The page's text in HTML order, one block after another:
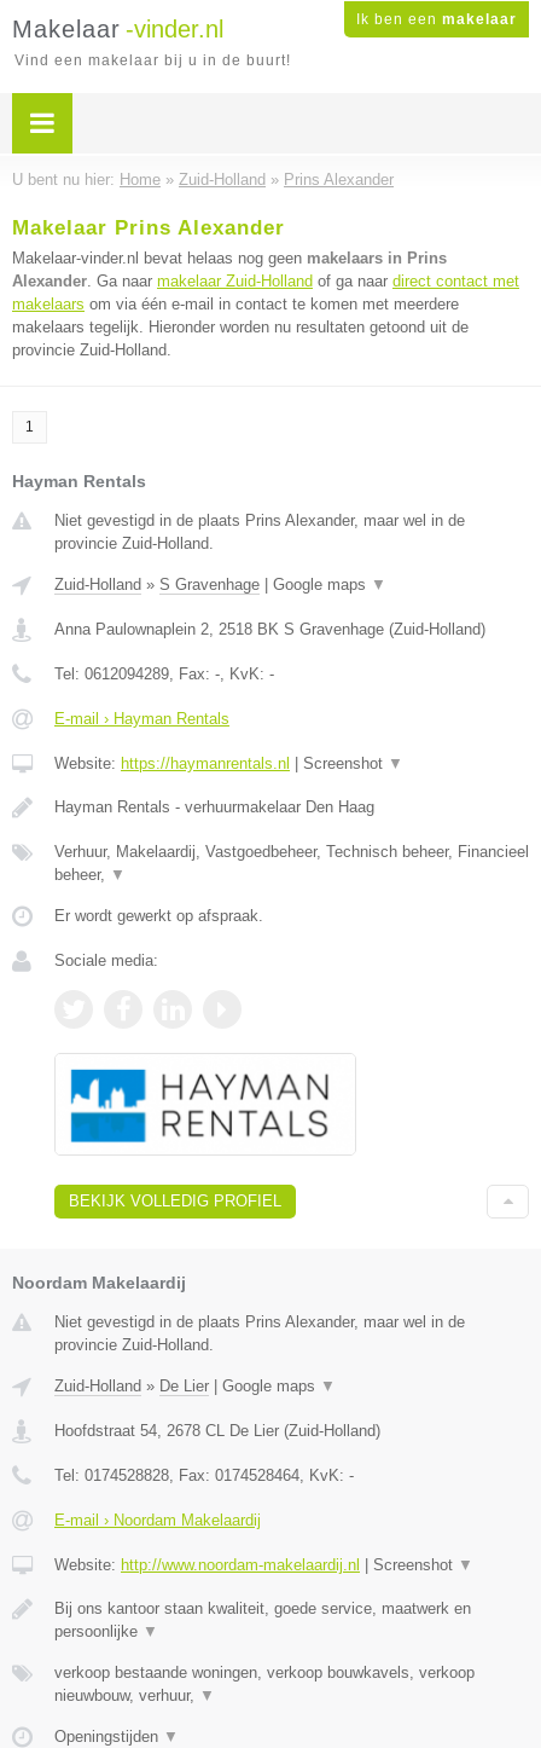
Ik ben een makelaar
Makelaar -vinder.nl
Vind een makelaar bij u in de buurt!
U bent nu hier: Home » Zuid-Holland » Prins Alexander
Makelaar Prins Alexander
Makelaar-vinder.nl bevat helaas nog geen makelaars in Prins
Alexander. Ga naar makelaar Zuid-Holland of ga naar direct contact met
makelaars om via één e-mail in contact te komen met meerdere
makelaars tegelijk. Hieronder worden nu resultaten getoond uit de
provincie Zuid-Holland.
1
Hayman Rentals
Niet gevestigd in de plaats Prins Alexander, maar wel in de
provincie Zuid-Holland.
Zuid-Holland » S Gravenhage Google maps ▼
Anna Paulownaplein 2, 2518 BK S Gravenhage (Zuid-Holland)
Tel: 0612094289, Fax: -, KvK: -
E-mail › Hayman Rentals
Website: https://haymanrentals.nl Screenshot ▼
Hayman Rentals - verhuurmakelaar Den Haag
Verhuur, Makelaardij, Vastgoedbeheer, Technisch beheer, Financieel
beheer, ▼
Er wordt gewerkt op afspraak.
Sociale media:
BEKIJK VOLLEDIG PROFIEL
Noordam Makelaardij
Niet gevestigd in de plaats Prins Alexander, maar wel in de
provincie Zuid-Holland.
Zuid-Holland » De Lier Google maps ▼
Hoofdstraat 54, 2678 CL De Lier (Zuid-Holland)
Tel: 0174528828, Fax: 0174528464, KvK: -
E-mail › Noordam Makelaardij
Website: http://www.noordam-makelaardij.nl Screenshot ▼
Bij ons kantoor staan kwaliteit, goede service, maatwerk en
persoonlijke ▼
verkoop bestaande woningen, verkoop bouwkavels, verkoop
nieuwbouw, verhuur, ▼
Openingstijden ▼